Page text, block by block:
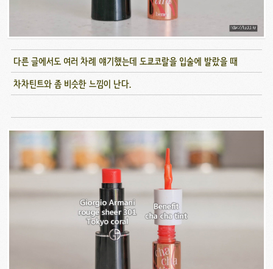
다른 글에서도 여러 차례 얘기했는데 도쿄코랄을 입술에 발랐을 때
차차틴트와 좀 비슷한 느낌이 난다.